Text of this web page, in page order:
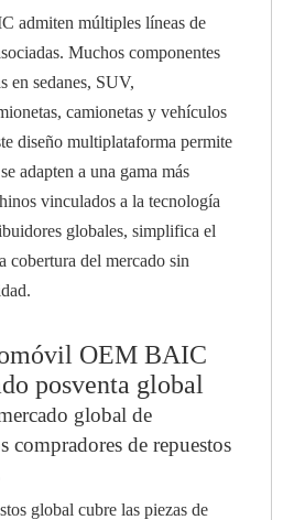
admiten múltiples líneas de
Muchos componentes
en sedanes, SUV,
camionetas y vehículos
diseño multiplataforma permite
adapten a una gama más
vinculados a la tecnología
globales, simplifica el
cobertura del mercado sin
OEM BAIC
posventa global
global de
compradores de repuestos
global cubre las piezas de